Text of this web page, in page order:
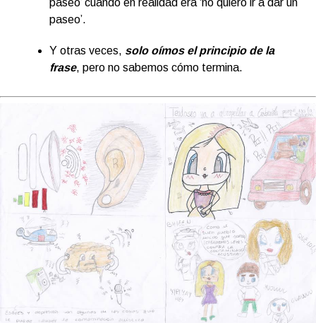
paseo’ cuando en realidad era ‘no quiero ir a dar un
paseo’.
Y otras veces, solo oímos el principio de la
frase, pero no sabemos cómo termina.